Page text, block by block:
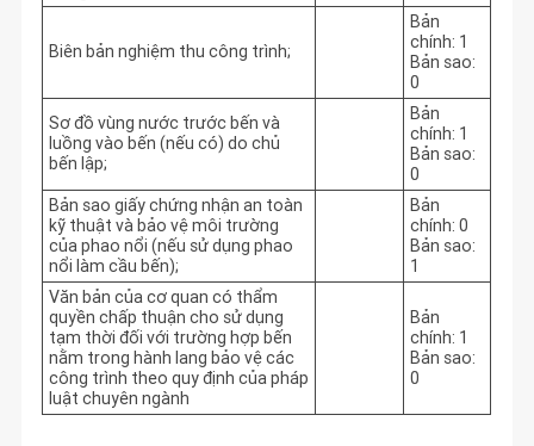
Biên bản nghiệm thu công trình;
Bản
chính: 1
Bản sao:
0
Sơ đồ vùng nước trước bến và
luồng vào bến (nếu có) do chủ
bến lập;
Bản
chính: 1
Bản sao:
0
Bản sao giấy chứng nhận an toàn
kỹ thuật và bảo vệ môi trường
của phao nổi (nếu sử dụng phao
nổi làm cầu bến);
Bản
chính: 0
Bản sao:
1
Văn bản của cơ quan có thẩm
quyền chấp thuận cho sử dụng
tạm thời đối với trường hợp bến
nằm trong hành lang bảo vệ các
công trình theo quy định của pháp
luật chuyên ngành
Bản
chính: 1
Bản sao:
0